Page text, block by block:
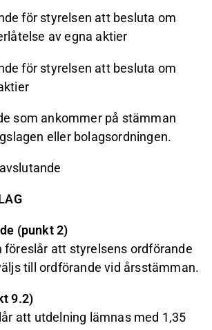
för styrelsen att besluta om
av egna aktier
för styrelsen att besluta om
som ankommer på stämman
eller bolagsordningen.
(punkt 2)
föreslår att styrelsens ordförande
till ordförande vid årsstämman.
9.2)
att utdelning lämnas med 1,35